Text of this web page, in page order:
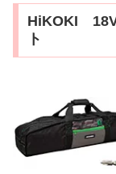
HiKOKI 18V
ト